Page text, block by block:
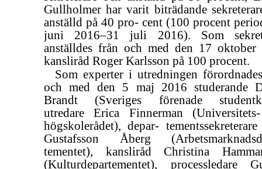
Gullholmer har varit biträdande
anställd på 40 pro- cent (100 procent
juni 2016–31
juli 2016). Som
anställdes från och med den 17 oktober
kansliråd Roger Karlsson på 100 procent.
Som experter i utredningen
och med den 5 maj 2016 studerande
Brandt (Sveriges förenade
utredare Erica Finnerman
högskolerådet), depar-
Gustafsson Åberg
tementet), kansliråd Christina
(Kulturdepartementet), processledare